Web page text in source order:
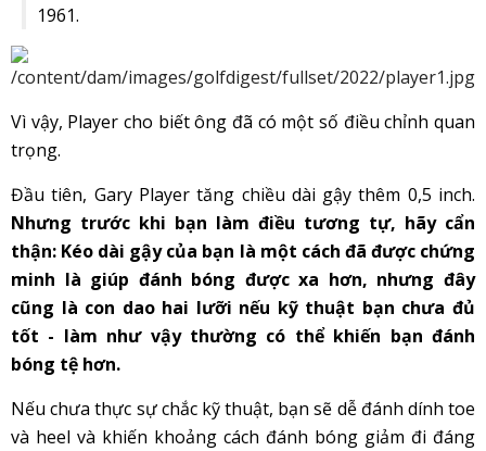
1961.
Vì vậy, Player cho biết ông đã có một số điều chỉnh quan
trọng.
Đầu tiên, Gary Player tăng chiều dài gậy thêm 0,5 inch.
Nhưng trước khi bạn làm điều tương tự, hãy cẩn
thận: Kéo dài gậy của bạn là một cách đã được chứng
minh là giúp đánh bóng được xa hơn, nhưng đây
cũng là con dao hai lưỡi nếu kỹ thuật bạn chưa đủ
tốt - làm như vậy thường có thể khiến bạn đánh
bóng tệ hơn.
Nếu chưa thực sự chắc kỹ thuật, bạn sẽ dễ đánh dính toe
và heel và khiến khoảng cách đánh bóng giảm đi đáng